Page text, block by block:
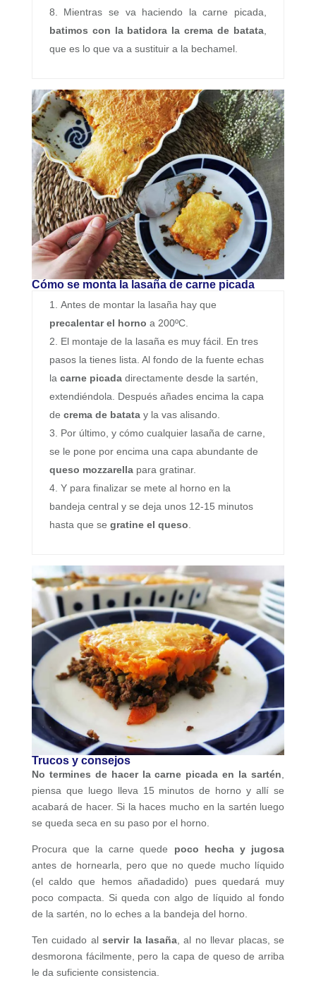
Mientras se va haciendo la carne picada,
batimos con la batidora la crema de batata,
que es lo que va a sustituir a la bechamel.
Cómo se monta la lasaña de carne picada
Antes de montar la lasaña hay que
precalentar el horno a 200ºC.
El montaje de la lasaña es muy fácil. En tres
pasos la tienes lista. Al fondo de la fuente echas
la carne picadadirectamente desde la sartén,
extendiéndola. Después añades encima la capa
de crema de batatay la vas alisando.
Por último, y cómo cualquier lasaña de carne,
se le pone por encima una capa abundante de
queso mozzarellapara gratinar.
Y para finalizar se mete al horno en la
bandeja central y se deja unos 12-15 minutos
hasta que se gratine el queso
Trucos y consejos
No termines de hacer la carne picada en la sartén
piensa que luego lleva 15 minutos de horno y allí se
acabará de hacer. Si la haces mucho en la sartén luego
se queda seca en su paso por el horno.
Procura que la carne quede poco hecha y jugosa
antes de hornearla, pero que no quede mucho líquido
(el caldo que hemos añadadido) pues quedará muy
poco compacta. Si queda con algo de líquido al fondo
de la sartén, no lo eches a la bandeja del horno.
Ten cuidado alservir la lasaña , al no llevar placas, se
desmorona fácilmente, pero la capa de queso de arriba
le da suficiente consistencia.